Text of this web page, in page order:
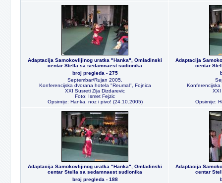
Adaptacija Samokovlijinog uratka "Hanka", Omladinski
centar Stella sa sedamnaest sudionika
broj pregleda - 275
Septembar/Rujan 2005.
Konferencijska dvorana hotela "Reumal", Fojnica
XXI Susreti Zija Dizdarevic
Foto: Ismet Fejzic
Opsirnije: Hanka, noz i pivo! (24.10.2005)
Adaptacija
centar
XXI
Opsirnije:
Adaptacija Samokovlijinog uratka "Hanka", Omladinski
centar Stella sa sedamnaest sudionika
broj pregleda - 188
Adaptacija
centar